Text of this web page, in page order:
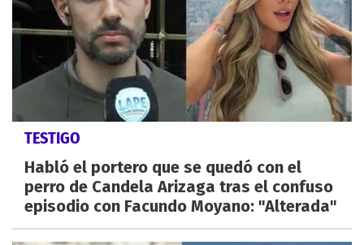
TESTIGO
Habló el portero que se quedó con el
perro de Candela Arizaga tras el confuso
episodio con Facundo Moyano: "Alterada"